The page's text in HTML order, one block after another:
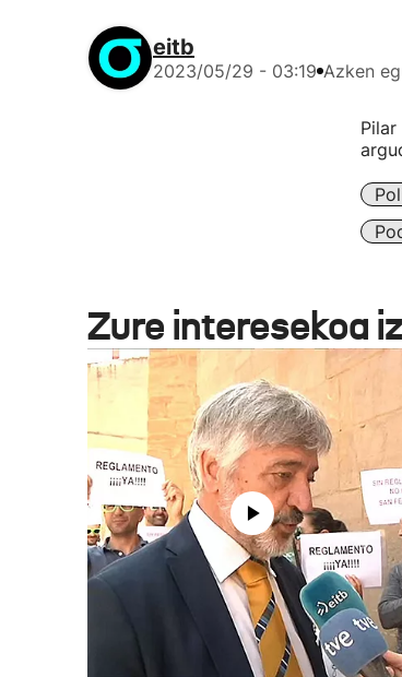
eitb
2023/05/29 - 03:19 Azken
Zure interesekoa